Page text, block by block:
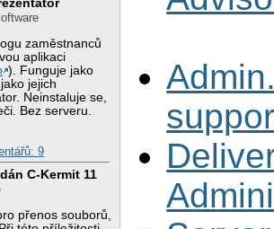
zaměstnanců
aplikaci
). Funguje jako
jejich
Neinstaluje se,
Bez serveru.
9
C-Kermit 11
přenos souborů,